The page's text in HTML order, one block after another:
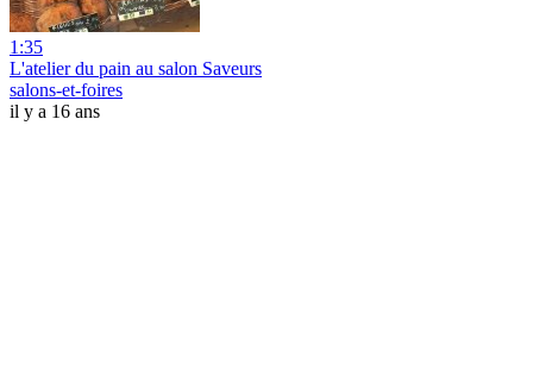
1:35
L'atelier du pain au salon Saveurs
salons-et-foires
il y a 16 ans